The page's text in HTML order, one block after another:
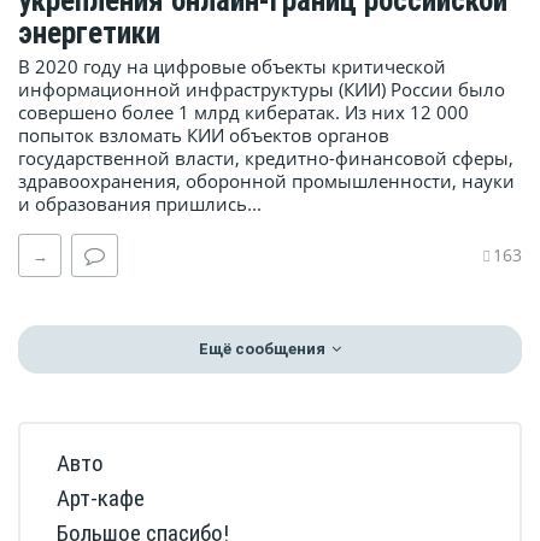
энергетики
В 2020 году на цифровые объекты критической
информационной инфраструктуры (КИИ) России было
совершено более 1 млрд кибератак. Из них 12 000
попыток взломать КИИ объектов органов
государственной власти, кредитно-финансовой сферы,
здравоохранения, оборонной промышленности, науки
и образования пришлись...
→ 163
Ещё сообщения
Авто
Арт-кафе
Большое спасибо!